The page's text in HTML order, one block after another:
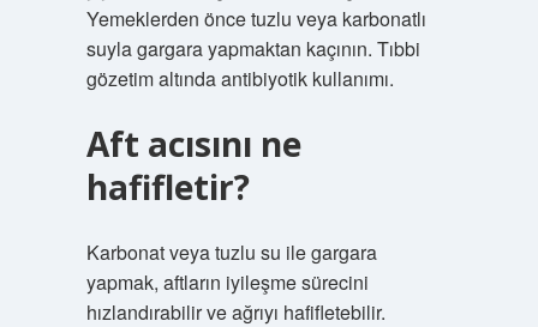
Yemeklerden önce tuzlu veya karbonatlı
suyla gargara yapmaktan kaçının. Tıbbi
gözetim altında antibiyotik kullanımı.
Aft acısını ne
hafifletir?
Karbonat veya tuzlu su ile gargara
yapmak, aftların iyileşme sürecini
hızlandırabilir ve ağrıyı hafifletebilir.